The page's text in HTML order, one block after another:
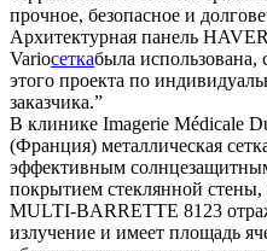
прочное, безопасное и
Архитектурная панель
Varioсеткабыла использована,
этого проекта по
заказчика.”
В клинике Imagerie Médicale
(Франция) металлическая
эффективным
покрытием стеклянной стены,
MULTI-BARRETTE 8123
излучение и имеет площадь